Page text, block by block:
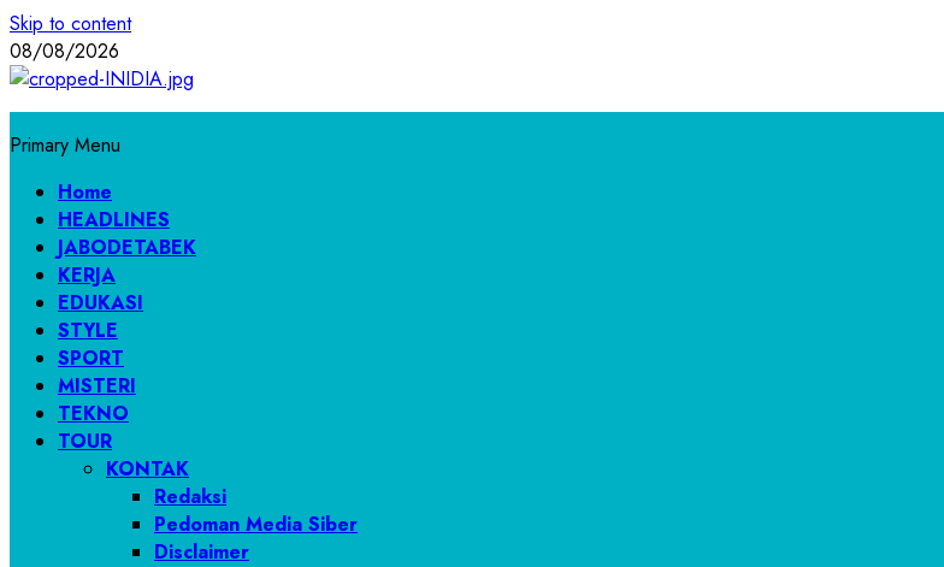
Skip to content
08/08/2026
Primary Menu
Home
HEADLINES
JABODETABEK
KERJA
EDUKASI
STYLE
SPORT
MISTERI
TEKNO
TOUR
KONTAK
Redaksi
Pedoman Media Siber
Disclaimer